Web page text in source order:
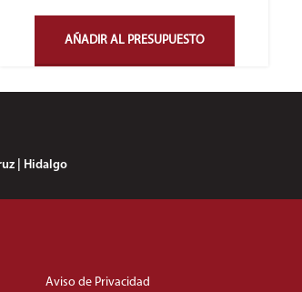
AÑADIR AL PRESUPUESTO
| Hidalgo
Aviso de Privacidad